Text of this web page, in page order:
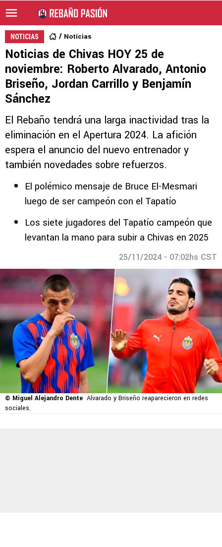
NOTICIAS Noticias
Noticias de Chivas HOY 25 de
noviembre: Roberto Alvarado, Antonio
Briseño, Jordan Carrillo y Benjamín
Sánchez
El Rebaño tendrá una larga inactividad tras la
eliminación en el Apertura 2024. La afición
espera el anuncio del nuevo entrenador y
también novedades sobre refuerzos.
El polémico mensaje de Bruce El-Mesmari
luego de ser campeón con el Tapatío
Los siete jugadores del Tapatío campeón que
levantan la mano para subir a Chivas en 2025
25/11/2024 - 07:02hs CST
© Miguel Alejandro Dente Alvarado y Briseño reaparecieron en redes
sociales.